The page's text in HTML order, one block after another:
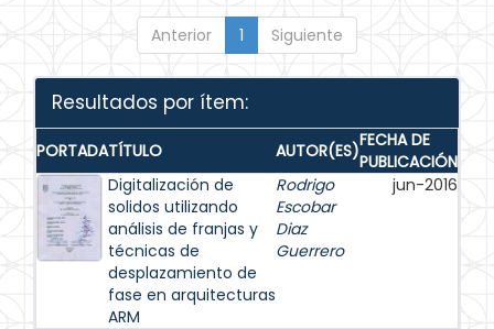
Anterior 1 Siguiente
Resultados por ítem:
PORTADATÍTULO AUTOR(ES)FECHA DE
PUBLICACIÓN
Digitalización de
solidos utilizando
análisis de franjas y
técnicas de
desplazamiento de
fase en arquitecturas
ARM
Rodrigo
Escobar
Diaz
Guerrero
jun-2016